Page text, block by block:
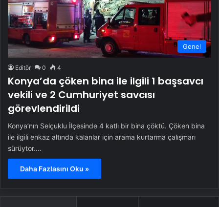
Genel
Editör 0 4
Konya’da çöken bina ile ilgili 1 başsavcı
vekili ve 2 Cumhuriyet savcısı
görevlendirildi
Konya’nın Selçuklu İlçesinde 4 katlı bir bina çöktü. Çöken bina
ile ilgili enkaz altında kalanlar için arama kurtarma çalışmarı
sürüytor.…
Daha Fazlasını Oku »